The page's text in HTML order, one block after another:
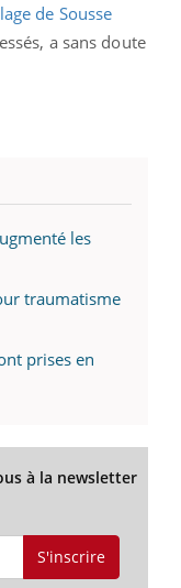
de Sousse
a sans doute
les
traumatisme
prises en
à la newsletter
S'inscrire